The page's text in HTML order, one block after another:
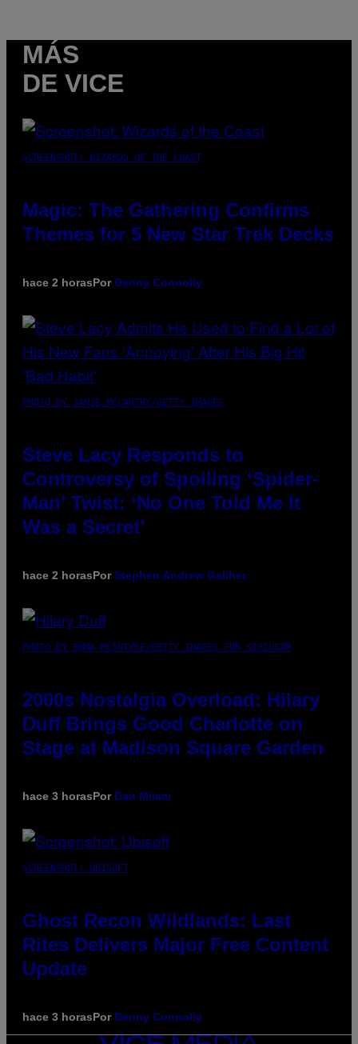
MÁS
DE VICE
SCREENSHOT: WIZARDS OF THE COAST
Magic: The Gathering Confirms
Themes for 5 New Star Trek Decks
hace 2 horasPor Denny Connolly
PHOTO BY JAMIE MCCARTHY/GETTY IMAGES
Steve Lacy Responds to
Controversy of Spoiling ‘Spider-
Man’ Twist: ‘No One Told Me It
Was a Secret’
hace 2 horasPorStephen Andrew Galiher
PHOTO BY EMMA MCINTYRE/GETTY IMAGES FOR SIRIUSXM
2000s Nostalgia Overload: Hilary
Duff Brings Good Charlotte on
Stage at Madison Square Garden
hace 3 horasPor Dan Milam
SCREENSHOT: UBISOFT
Ghost Recon Wildlands: Last
Rites Delivers Major Free Content
Update
hace 3 horasPor Denny Connolly
VICE